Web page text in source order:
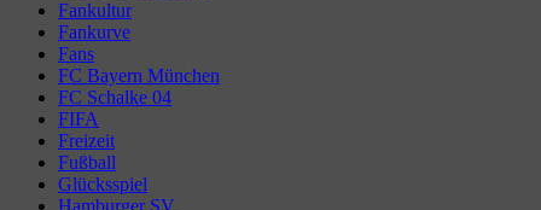
Fankultur
Fankurve
Fans
FC Bayern München
FC Schalke 04
FIFA
Freizeit
Fußball
Glücksspiel